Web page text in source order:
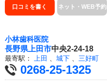
口コミを書く ネット・WEB予約
小林歯科医院
長野県 上田市中央2-24-18
最寄駅： 上田 城下 三好町
0268-25-1325